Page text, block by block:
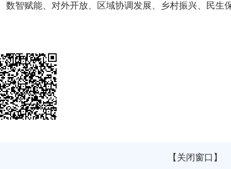
智赋能、对外开放、区域协调发展、乡村振兴、民生
【关闭窗口】